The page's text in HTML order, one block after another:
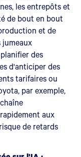
les entrepôts et
de bout en bout
et de
jumeaux
des
d'anticiper des
tarifaires ou
par exemple,
aux
de retards